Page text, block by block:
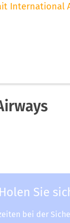
International
Holen Sie
bei der